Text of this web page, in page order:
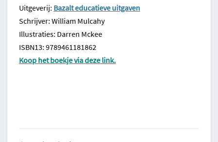
Uitgeverij: Bazalt educatieve uitgaven
Schrijver: William Mulcahy
Illustraties: Darren Mckee
ISBN13: 9789461181862
Koop het boekje via deze link.